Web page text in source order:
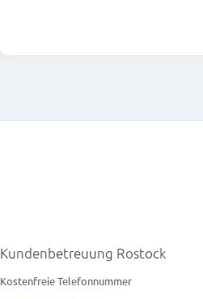
Kundenbetreuung Rostock
Kostenfreie Telefonnummer